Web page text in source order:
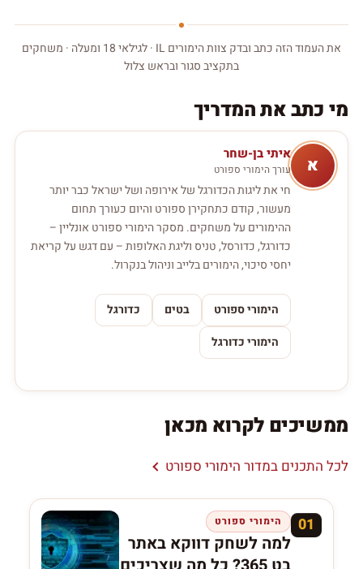
את העמוד הזה כתב ובדק צוות הימורים IL · לגילאי 18 ומעלה · משחקים
בתקציב סגור ובראש צלול
מי כתב את המדריך
א איתיבן-שחר
עורך הימורי ספורט
חי את ליגות הכדורגל של אירופה ושל ישראל כבר יותר
מעשור, קודם כתחקירן ספורט והיום כעורך תחום
ההימורים על משחקים. מסקר הימורי ספורט אונליין –
כדורגל, כדורסל, טניס וליגת האלופות – עם דגש על קריאת
יחסי סיכוי, הימורים בלייב וניהול בנקרול.
הימורי ספורט בטים
כדורגל
הימורי כדורגל
ממשיכים לקרוא מכאן
לכל התכנים במדור הימורי ספורט
01 הימורי ספורט
למה לשחק דווקא באתר